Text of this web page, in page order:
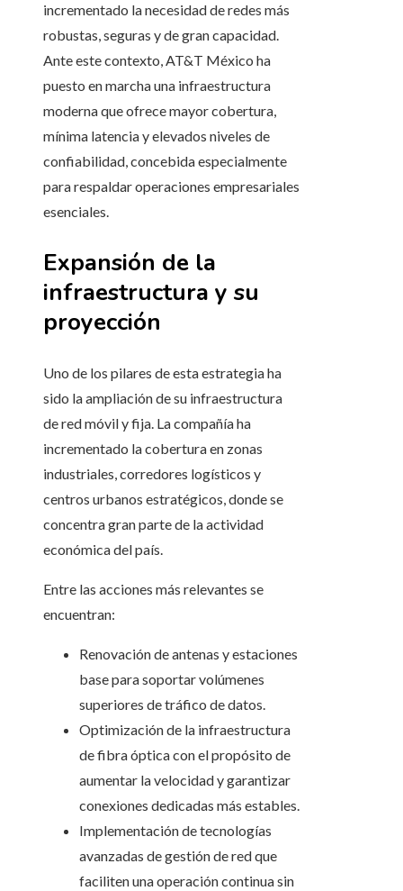
incrementado la necesidad de redes más
robustas, seguras y de gran capacidad.
Ante este contexto, AT&T México ha
puesto en marcha una infraestructura
moderna que ofrece mayor cobertura,
mínima latencia y elevados niveles de
confiabilidad, concebida especialmente
para respaldar operaciones empresariales
esenciales.
Expansión de la
infraestructura y su
proyección
Uno de los pilares de esta estrategia ha
sido la ampliación de su infraestructura
de red móvil y fija. La compañía ha
incrementado la cobertura en zonas
industriales, corredores logísticos y
centros urbanos estratégicos, donde se
concentra gran parte de la actividad
económica del país.
Entre las acciones más relevantes se
encuentran:
Renovación de antenas y estaciones
base para soportar volúmenes
superiores de tráfico de datos.
Optimización de la infraestructura
de fibra óptica con el propósito de
aumentar la velocidad y garantizar
conexiones dedicadas más estables.
Implementación de tecnologías
avanzadas de gestión de red que
faciliten una operación continua sin